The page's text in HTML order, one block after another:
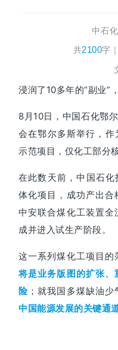
中石
共2100字
浸润了10多年的“副业”
8月10日，中国石化鄂
会在鄂尔多斯举行，作
示范项目，仅化工部分
在此数天前，中国石
体化项目，成功产出
中安联合煤化工装置全
成并进入试生产阶段。
这一系列煤化工项目的
将是业务版图的扩张、
险 ； 就我国多煤缺油少
中国能源发展的关键通